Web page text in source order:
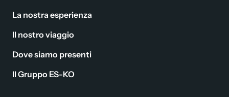
La nostra esperienza
Il nostro viaggio
Dove siamo presenti
Il Gruppo ES-KO